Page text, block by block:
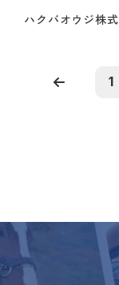
ハクバオウジ株
1